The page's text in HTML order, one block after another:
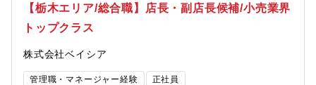
【栃木エリア/総合職】店長・副店長候補/小売業界
トップクラス
株式会社ベイシア
管理職・マネージャー経験
正社員